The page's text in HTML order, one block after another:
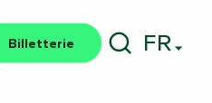
Billetterie FR